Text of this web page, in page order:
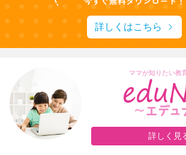
詳しくはこちら
ママが知りたい教
詳しく見